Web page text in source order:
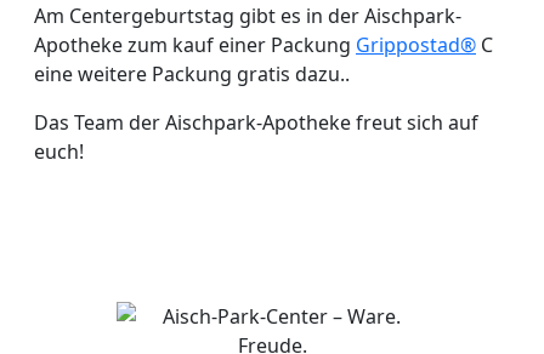
Am Centergeburtstag gibt es in der Aischpark-
Apotheke zum kauf einer Packung Grippostad® C
eine weitere Packung gratis dazu..
Das Team der Aischpark-Apotheke freut sich auf
euch!